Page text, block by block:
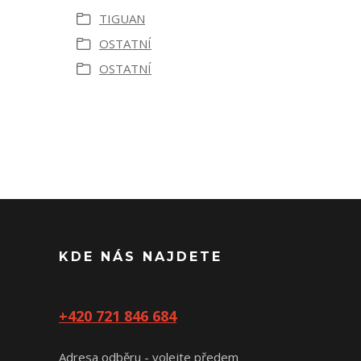
TIGUAN
OSTATNÍ
OSTATNÍ
KDE NÁS NAJDETE
+420 721 846 684
Adresa odběru - volejte předem